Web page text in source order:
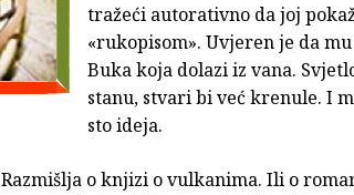
tražeći autorativno da joj
«rukopisom». Uvjeren je da
Buka koja dolazi iz vana.
stanu, stvari bi već krenule. I
sto ideja.
Razmišlja o knjizi o vulkanima. Ili o